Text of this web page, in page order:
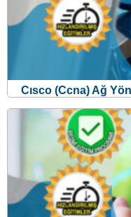
Cısco (Ccna) Ağ